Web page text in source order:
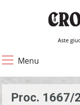
Aste
Menu
Proc. 1667/